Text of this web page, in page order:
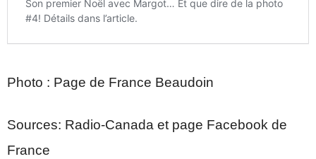
Photo : Page de France Beaudoin
Sources: Radio-Canada et page Facebook de
France